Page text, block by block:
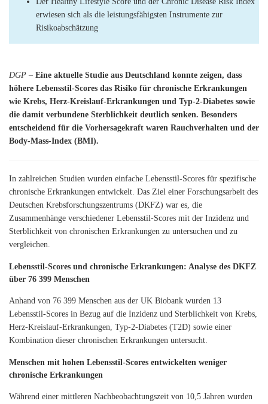
erwiesen sich als die leistungsfähigsten Instrumente zur
Risikoabschätzung
DGP – Eine aktuelle Studie aus Deutschland konnte zeigen, dass
höhere Lebensstil-Scores das Risiko für chronische Erkrankungen
wie Krebs, Herz-Kreislauf-Erkrankungen und Typ-2-Diabetes sowie
die damit verbundene Sterblichkeit deutlich senken. Besonders
entscheidend für die Vorhersagekraft waren Rauchverhalten und der
Body-Mass-Index (BMI).
In zahlreichen Studien wurden einfache Lebensstil-Scores für spezifische
chronische Erkrankungen entwickelt. Das Ziel einer Forschungsarbeit des
Deutschen Krebsforschungszentrums (DKFZ) war es, die
Zusammenhänge verschiedener Lebensstil-Scores mit der Inzidenz und
Sterblichkeit von chronischen Erkrankungen zu untersuchen und zu
vergleichen.
Lebensstil-Scores und chronische Erkrankungen: Analyse des DKFZ
über 76 399 Menschen
Anhand von 76 399 Menschen aus der UK Biobank wurden 13
Lebensstil-Scores in Bezug auf die Inzidenz und Sterblichkeit von Krebs,
Herz-Kreislauf-Erkrankungen, Typ-2-Diabetes (T2D) sowie einer
Kombination dieser chronischen Erkrankungen untersucht.
Menschen mit hohen Lebensstil-Scores entwickelten weniger
chronische Erkrankungen
Während einer mittleren Nachbeobachtungszeit von 10,5 Jahren wurden